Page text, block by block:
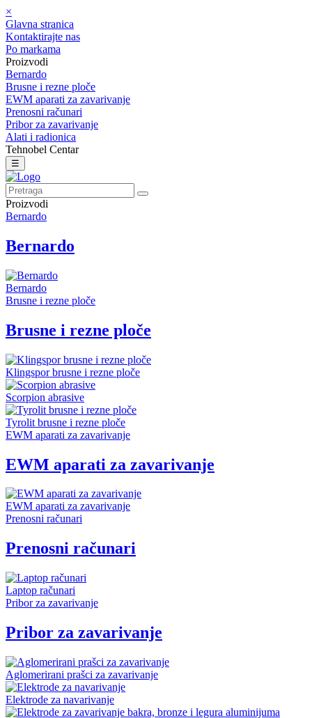
×
Glavna stranica
Kontaktirajte nas
Po markama
Proizvodi
Bernardo
Brusne i rezne ploče
EWM aparati za zavarivanje
Prenosni računari
Pribor za zavarivanje
Alati i radionica
Tehnobel Centar
☰
Proizvodi
Bernardo
Bernardo
Bernardo
Brusne i rezne ploče
Brusne i rezne ploče
Klingspor brusne i rezne ploče
Scorpion abrasive
Tyrolit brusne i rezne ploče
EWM aparati za zavarivanje
EWM aparati za zavarivanje
EWM aparati za zavarivanje
Prenosni računari
Prenosni računari
Laptop računari
Pribor za zavarivanje
Pribor za zavarivanje
Aglomerirani prašci za zavarivanje
Elektrode za navarivanje